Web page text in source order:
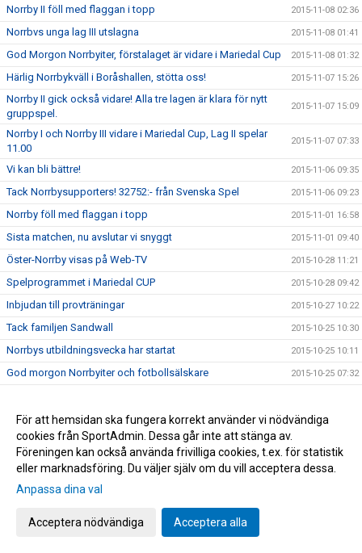
Norrby II föll med flaggan i topp 2015-11-08 02:36
Norrbvs unga lag III utslagna 2015-11-08 01:41
God Morgon Norrbyiter, förstalaget är vidare i Mariedal Cup 2015-11-08 01:32
Härlig Norrbykväll i Boråshallen, stötta oss! 2015-11-07 15:26
Norrby II gick också vidare! Alla tre lagen är klara för nytt
gruppspel.
2015-11-07 15:09
Norrby I och Norrby III vidare i Mariedal Cup, Lag II spelar
11.00
2015-11-07 07:33
Vi kan bli bättre! 2015-11-06 09:35
Tack Norrbysupporters! 32752:- från Svenska Spel 2015-11-06 09:23
Norrby föll med flaggan i topp 2015-11-01 16:58
Sista matchen, nu avslutar vi snyggt 2015-11-01 09:40
Öster-Norrby visas på Web-TV 2015-10-28 11:21
Spelprogrammet i Mariedal CUP 2015-10-28 09:42
Inbjudan till provträningar 2015-10-27 10:22
Tack familjen Sandwall 2015-10-25 10:30
Norrbys utbildningsvecka har startat 2015-10-25 10:11
God morgon Norrbyiter och fotbollsälskare 2015-10-25 07:32
Årets viktigaste match 2015-10-23 19:10
Norrbys P15 spelar DM/SM-kval i Futsal 2015-10-23 10:20
Nu gäller det! Vinna eller försvinna! 2015-10-22 09:40
Grattis Raymond Fridén
Följ Norrby-matchen live via Borås Tidning
För att hemsidan ska fungera korrekt använder vi nödvändiga
cookies från SportAdmin. Dessa går inte att stänga av.
Föreningen kan också använda frivilliga cookies, t.ex. för statistik
eller marknadsföring. Du väljer själv om du vill acceptera dessa.
Anpassa dina val
Acceptera nödvändiga Acceptera alla